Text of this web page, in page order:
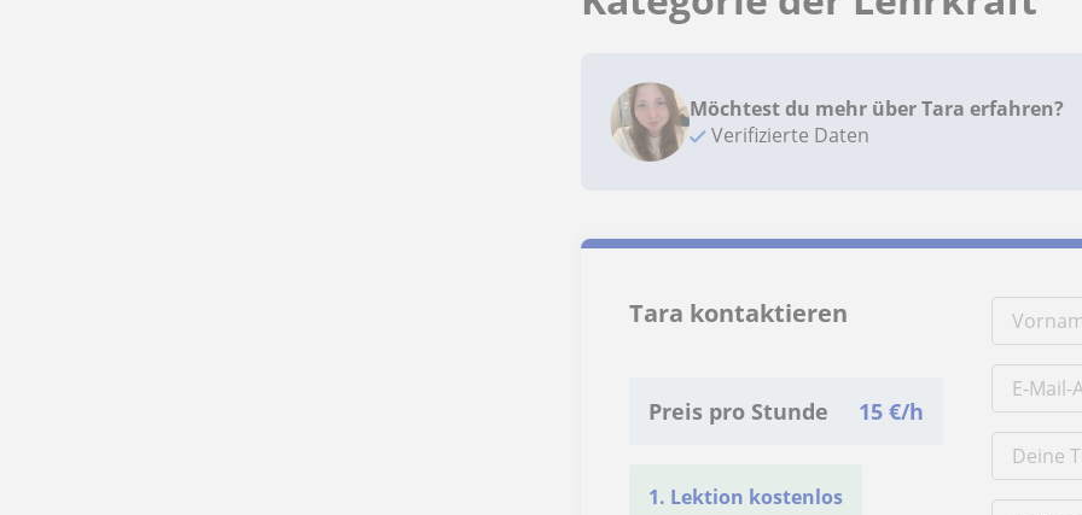
Möchtest du mehr über Tara erfahren?
Verifizierte Daten
Tara kontaktieren
Preis pro Stunde 15 €/h
1. Lektion kostenlos